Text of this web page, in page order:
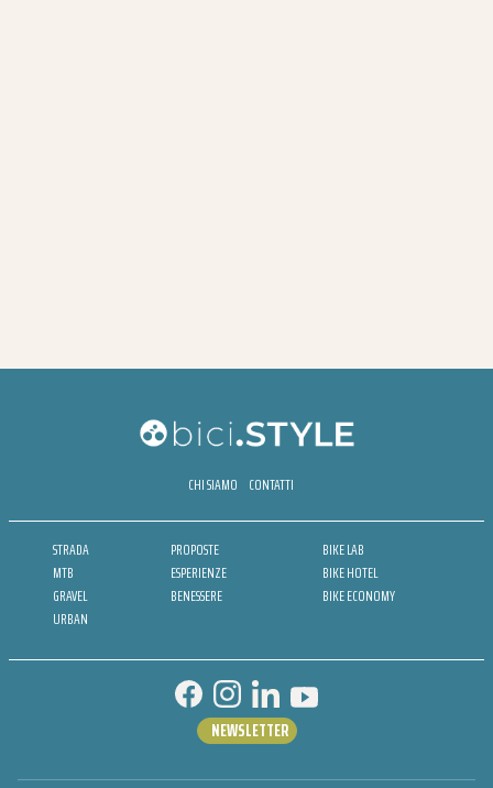
CHI SIAMO CONTATTI
STRADA
MTB
GRAVEL
URBAN
PROPOSTE
ESPERIENZE
BENESSERE
BIKE LAB
BIKE HOTEL
BIKE ECONOMY
NEWSLETTER